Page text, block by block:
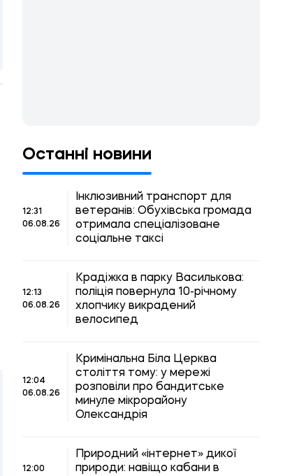
Останні новини
12:31
06.08.26
Інклюзивний транспорт для
ветеранів: Обухівська громада
отримала спеціалізоване
соціальне таксі
12:13
06.08.26
Крадіжка в парку Василькова:
поліція повернула 10-річному
хлопчику викрадений
велосипед
12:04
06.08.26
Кримінальна Біла Церква
століття тому: у мережі
розповіли про бандитське
минуле мікрорайону
Олександрія
12:00
Природний «інтернет» дикої
природи: навіщо кабани в